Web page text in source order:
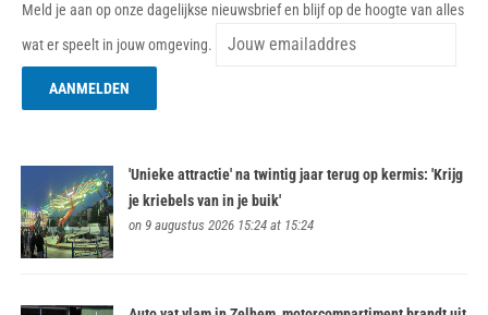
Meld je aan op onze dagelijkse nieuwsbrief en blijf op de hoogte van alles
wat er speelt in jouw omgeving.
'Unieke attractie' na twintig jaar terug op kermis: 'Krijg
je kriebels van in je buik'
on 9 augustus 2026 15:24 at 15:24